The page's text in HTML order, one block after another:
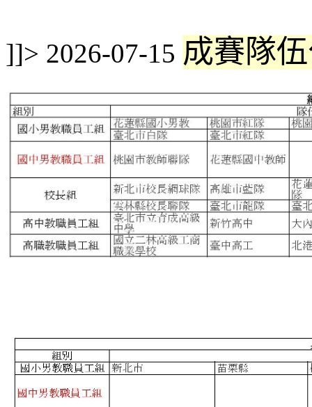
]]> 2026-07-15 成賽隊